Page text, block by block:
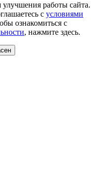
работы сайта.
с условиями
ознакомиться с
, нажмите здесь.